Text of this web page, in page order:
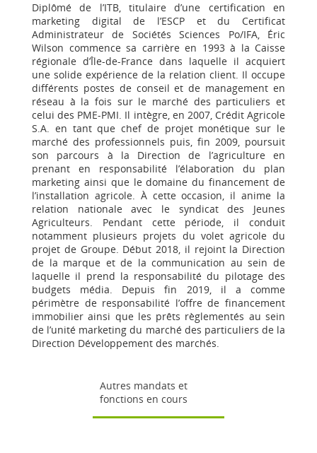
Diplômé de l’ITB, titulaire d’une certification en
marketing digital de l’ESCP et du Certificat
Administrateur de Sociétés Sciences Po/IFA, Éric
Wilson commence sa carrière en 1993 à la Caisse
régionale d’Île-de-France dans laquelle il acquiert
une solide expérience de la relation client. Il occupe
différents postes de conseil et de management en
réseau à la fois sur le marché des particuliers et
celui des PME-PMI. Il intègre, en 2007, Crédit Agricole
S.A. en tant que chef de projet monétique sur le
marché des professionnels puis, fin 2009, poursuit
son parcours à la Direction de l’agriculture en
prenant en responsabilité l’élaboration du plan
marketing ainsi que le domaine du financement de
l’installation agricole. À cette occasion, il anime la
relation nationale avec le syndicat des Jeunes
Agriculteurs. Pendant cette période, il conduit
notamment plusieurs projets du volet agricole du
projet de Groupe. Début 2018, il rejoint la Direction
de la marque et de la communication au sein de
laquelle il prend la responsabilité du pilotage des
budgets média. Depuis fin 2019, il a comme
périmètre de responsabilité l’offre de financement
immobilier ainsi que les prêts règlementés au sein
de l’unité marketing du marché des particuliers de la
Direction Développement des marchés.
Autres mandats et
fonctions en cours